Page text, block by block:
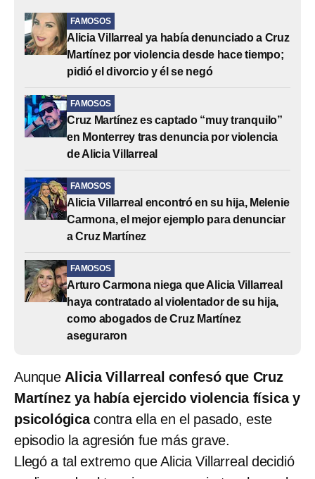
FAMOSOS
Alicia Villarreal ya había denunciado a Cruz
Martínez por violencia desde hace tiempo;
pidió el divorcio y él se negó
FAMOSOS
Cruz Martínez es captado “muy tranquilo”
en Monterrey tras denuncia por violencia
de Alicia Villarreal
FAMOSOS
Alicia Villarreal encontró en su hija, Melenie
Carmona, el mejor ejemplo para denunciar
a Cruz Martínez
FAMOSOS
Arturo Carmona niega que Alicia Villarreal
haya contratado al violentador de su hija,
como abogados de Cruz Martínez
aseguraron
Aunque Alicia Villarreal confesó que Cruz
Martínez ya había ejercido violencia física y
psicológicacontra ella en el pasado, este
episodio la agresión fue más grave.
Llegó a tal extremo que Alicia Villarreal decidió